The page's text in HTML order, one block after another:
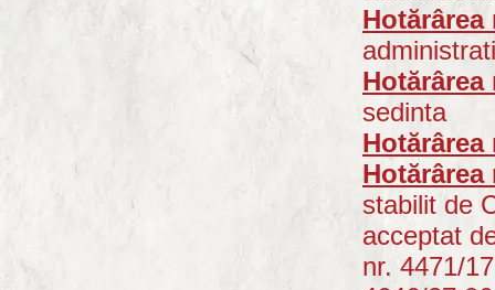
Hotărârea
Hotărârea
sedinta
Hotărârea
Hotărârea
stabilit de
acceptat
nr. 4471/